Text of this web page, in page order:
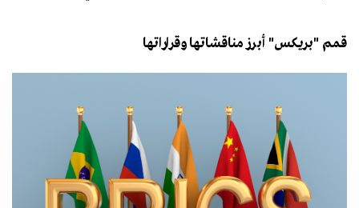
قمم "بريكس" أبرز مناقشاتها وقراراتها